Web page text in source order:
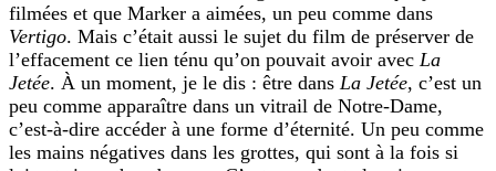
filmées et que Marker a aimées, un peu comme dans
Vertigo. Mais c’était aussi le sujet du film de préserver de
l’effacement ce lien ténu qu’on pouvait avoir avec La
Jetée. À un moment, je le dis : être dans La Jetée, c’est un
peu comme apparaître dans un vitrail de Notre-Dame,
c’est-à-dire accéder à une forme d’éternité. Un peu comme
les mains négatives dans les grottes, qui sont à la fois si